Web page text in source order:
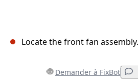
Locate the front fan assembly.
Demander à FixBot